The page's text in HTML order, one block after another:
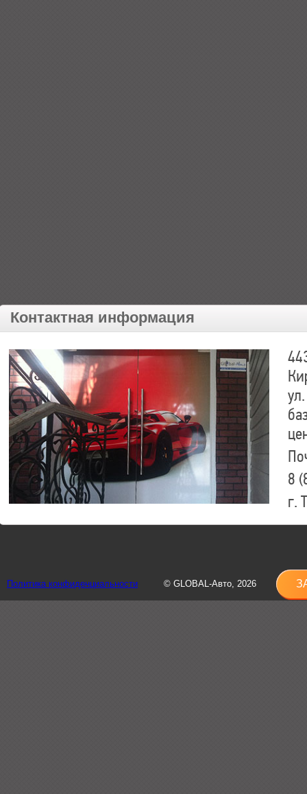
Контактная информация
8
г.
8
Политика конфиденциальности © GLOBAL-Авто, 2026